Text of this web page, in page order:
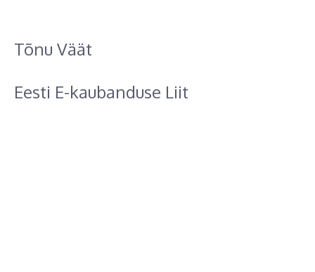
Tõnu Väät
Eesti E-kaubanduse Liit